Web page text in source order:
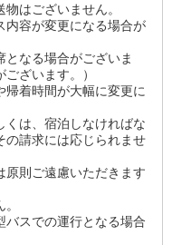
はございません。
容が変更になる場合が
なる場合がございま
ざいます。）
着時間が大幅に変更に
は、宿泊しなければな
の請求には応じられませ
則ご遠慮いただきます
スでの運行となる場合